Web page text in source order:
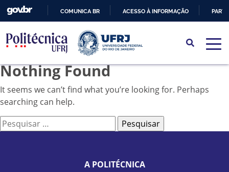
PARA
O
CONTEÚDO
COMUNICA BR ACESSO À INFORMAÇÃO
Nothing Found
It seems we can’t find what you’re looking for. Perhaps
searching can help.
Pesquisar
por:
A POLITÉCNICA